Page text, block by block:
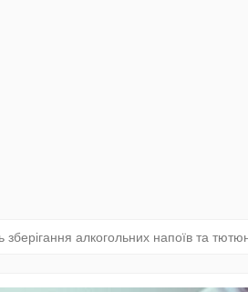
алкогольних напоїв та